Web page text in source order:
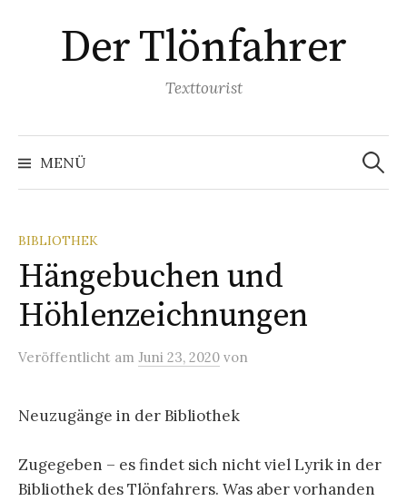
Der Tlönfahrer
Texttourist
MENÜ
Suchen
nach:
BIBLIOTHEK
Hängebuchen und
Höhlenzeichnungen
Veröffentlicht am Juni 23, 2020 von
Neuzugänge in der Bibliothek
Zugegeben – es findet sich nicht viel Lyrik in der
Bibliothek des Tlönfahrers. Was aber vorhanden